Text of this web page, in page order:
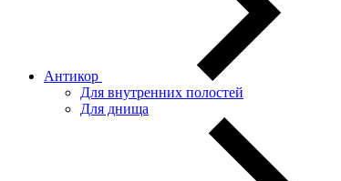
Антикор
Для внутренних полостей
Для днища